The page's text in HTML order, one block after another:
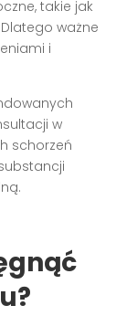
takie jak
ważne
i
w
schorzeń